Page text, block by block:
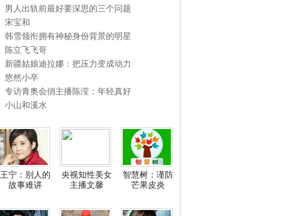
男人出轨前最好要深思的三个问题
宋宝和
韩雪领衔拥有神秘身份背景的明星
陈立飞飞哥
新疆姑娘迪拉娜：把压力变成动力
悠然小卒
专访青奥会俏主播陈滢：年轻真好
小山和溪水
王宁：别人的
故事难讲
央视知性美女
主播文馨
智慧树：谨防
芒果皮炎